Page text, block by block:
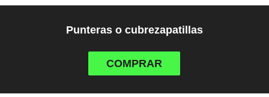
Punteras o cubrezapatillas
COMPRAR